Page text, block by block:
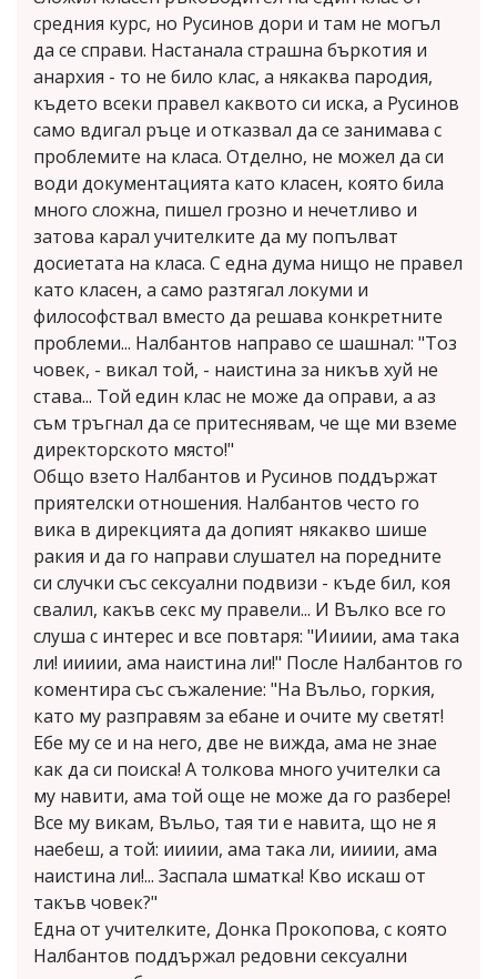
средния курс, но Русинов дори и там не могъл
да се справи. Настанала страшна бъркотия и
анархия - то не било клас, а някаква пародия,
където всеки правел каквото си иска, а Русинов
само вдигал ръце и отказвал да се занимава с
проблемите на класа. Отделно, не можел да си
води документацията като класен, която била
много сложна, пишел грозно и нечетливо и
затова карал учителките да му попълват
досиетата на класа. С една дума нищо не правел
като класен, а само разтягал локуми и
философствал вместо да решава конкретните
проблеми... Налбантов направо се шашнал: "Тоз
човек, - викал той, - наистина за никъв хуй не
става... Той един клас не може да оправи, а аз
съм тръгнал да се притеснявам, че ще ми вземе
директорското място!"
Общо взето Налбантов и Русинов поддържат
приятелски отношения. Налбантов често го
вика в дирекцията да допият някакво шише
ракия и да го направи слушател на поредните
си случки със сексуални подвизи - къде бил, коя
свалил, какъв секс му правели... И Вълко все го
слуша с интерес и все повтаря: "Иииии, ама така
ли! иииии, ама наистина ли!" После Налбантов го
коментира със съжаление: "На Въльо, горкия,
като му разправям за ебане и очите му светят!
Ебе му се и на него, две не вижда, ама не знае
как да си поиска! А толкова много учителки са
му навити, ама той още не може да го разбере!
Все му викам, Въльо, тая ти е навита, що не я
наебеш, а той: иииии, ама така ли, иииии, ама
наистина ли!... Заспала шматка! Кво искаш от
такъв човек?"
Една от учителките, Донка Прокопова, с която
Налбантов поддържал редовни сексуални